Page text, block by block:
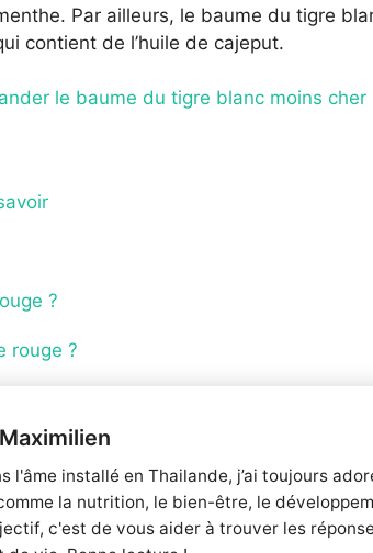
Par ailleurs, le baume du tigre
contient de l’huile de cajeput.
le baume du tigre blanc moins
?
rouge ?
Maximilien
l'âme installé en Thailande, j’ai toujours
la nutrition, le bien-être, le
c'est de vous aider à trouver les